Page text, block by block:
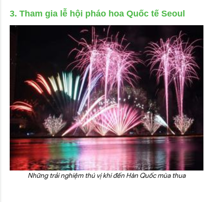
3. Tham gia lễ hội pháo hoa Quốc tế Seoul
Những trải nghiệm thú vị khi đến Hàn Quốc mùa thua